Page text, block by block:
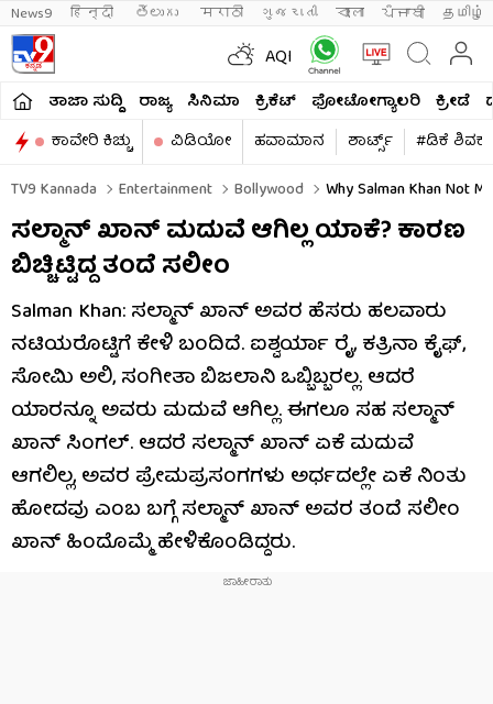
News9 हिन्दी తెలుగు मराठी ગુજરાતી বাংলা ਪੰਜਾਬੀ தமிழ்
AQI
ತಾಜಾ ಸುದ್ದಿ ರಾಜ್ಯ ಸಿನಿಮಾ ಕ್ರಿಕೆಟ್​ ಫೋಟೋಗ್ಯಾಲರಿ ಕ್ರೀಡೆ
ಕಾವೇರಿ ಕಿಚ್ಚು
ವಿಡಿಯೋ ಹವಾಮಾನ ಶಾರ್ಟ್ಸ್​
#ಡಿಕೆ
TV9 Kannada
Entertainment Bollywood Why Salman Khan Not
ಸಲ್ಮಾನ್​ ಖಾನ್​ ಮದುವೆ ಆಗಿಲ್ಲ ಯಾಕೆ? ಕಾರಣ
ಬಿಚ್ಚಿಟ್ಟಿದ್ದ ತಂದೆ ಸಲೀಂ
Salman Khan: ಸಲ್ಮಾನ್ ಖಾನ್ ಅವರ ಹೆಸರು ಹಲವಾರು
ನಟಿಯರೊಟ್ಟಿಗೆ ಕೇಳಿ ಬಂದಿದೆ. ಐಶ್ವರ್ಯಾ ರೈ, ಕತ್ರಿನಾ ಕೈಫ್,
ಸೋಮಿ ಅಲಿ, ಸಂಗೀತಾ ಬಿಜಲಾನಿ ಒಬ್ಬಿಬ್ಬರಲ್ಲ. ಆದರೆ
ಯಾರನ್ನೂ ಅವರು ಮದುವೆ ಆಗಿಲ್ಲ. ಈಗಲೂ ಸಹ ಸಲ್ಮಾನ್
ಖಾನ್ ಸಿಂಗಲ್. ಆದರೆ ಸಲ್ಮಾನ್ ಖಾನ್ ಏಕೆ ಮದುವೆ
ಆಗಲಿಲ್ಲ, ಅವರ ಪ್ರೇಮಪ್ರಸಂಗಗಳು ಅರ್ಧದಲ್ಲೇ ಏಕೆ ನಿಂತು
ಹೋದವು ಎಂಬ ಬಗ್ಗೆ ಸಲ್ಮಾನ್ ಖಾನ್ ಅವರ ತಂದೆ ಸಲೀಂ
ಖಾನ್ ಹಿಂದೊಮ್ಮೆ ಹೇಳಿಕೊಂಡಿದ್ದರು.